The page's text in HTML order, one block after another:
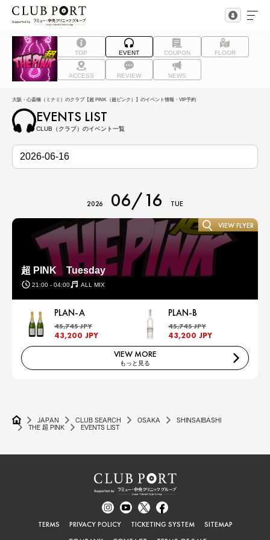
TOP EVENT COUPON FLOOR
ACCESS REVIEW NEWS
大阪・心斎橋（ミナミ）のクラブ【超 PINK（超ピンク）】のイベント情報・VIP予約
EVENTS LIST
CLUB（クラブ）のイベント一覧
2026 06/16 TUE
超 PINK Tuesday
21:00 - 04:00 ALL MIX
VIEW FLYER
PLAN-A
45,745 JPY
43,200 JPY
PLAN-B
45,745 JPY
43,200 JPY
VIEW MORE
もっと見る
JAPAN CLUB SEARCH OSAKA
SHINSAIBASHI
THE 超 PINK
EVENTS LIST
TERMS PRIVACY POLICY TICKETING SYSTEM
SITEMAP